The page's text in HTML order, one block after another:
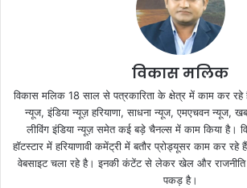
विकास मलिक
विकास मलिक 18 साल से पत्रकारिता के क्षेत्र में काम कर रहे
न्यूज, इंडिया न्यूज़ हरियाणा, साधना न्यूज, एमएचवन न्यूज,
लीविंग इंडिया न्यूज़ समेत कई बड़े चैनल्स में काम किया है।
हॉटस्टार में हरियाणावी कमेंट्री में बतौर प्रोड्यूसर काम कर
वेबसाइट चला रहे है। इनकी कंटेंट से लेकर खेल और राजनीति
पकड़ है।